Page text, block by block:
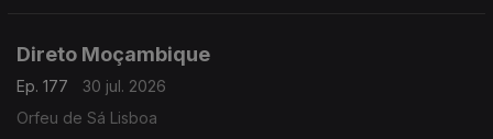
Direto Moçambique
Ep. 177
30 jul. 2026
Orfeu de Sá Lisboa